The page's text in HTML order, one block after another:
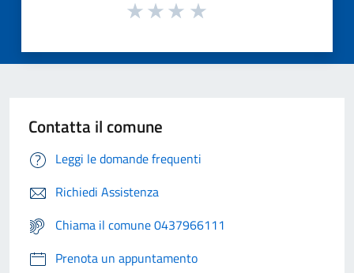
Contatta il comune
Leggi le domande frequenti
Richiedi Assistenza
Chiama il comune 0437966111
Prenota un appuntamento